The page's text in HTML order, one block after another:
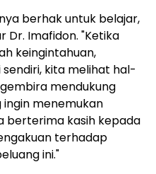
berhak untuk belajar,
Dr. Imafidon. "Ketika
keingintahuan,
kita melihat hal-
mendukung
menemukan
berterima kasih kepada
terhadap
ini."